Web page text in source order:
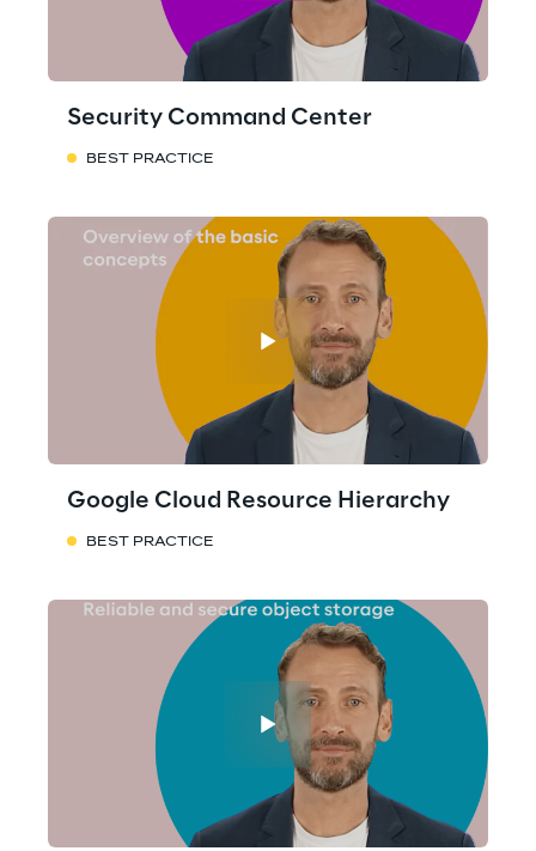
Security Command Center
BEST PRACTICE
Google Cloud Resource Hierarchy
BEST PRACTICE